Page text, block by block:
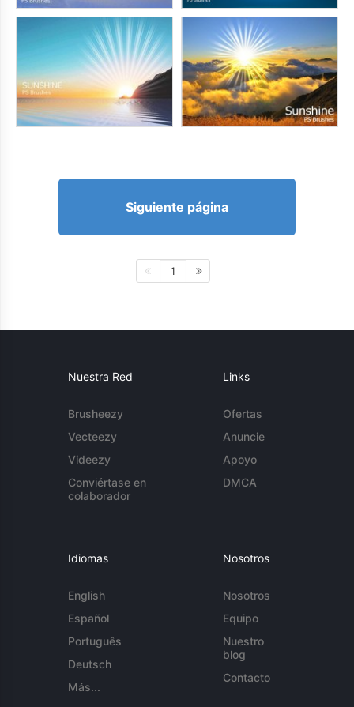
Siguiente página
1
Nuestra Red
Brusheezy
Vecteezy
Videezy
Conviértase en
colaborador
Links
Ofertas
Anuncie
Apoyo
DMCA
Idiomas
English
Español
Português
Deutsch
Más...
Nosotros
Nosotros
Equipo
Nuestro
blog
Contacto